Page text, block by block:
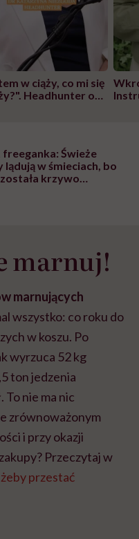
w ciąży, co mi się
Headhunter o
Świeże
w śmieciach, bo
krzywo
marnuj!
marnujących
wszystko: co roku do
w koszu. Po
wyrzuca 52 kg
ton jedzenia
To nie ma nic
zrównoważonym
i przy okazji
Przeczytaj w
przestać